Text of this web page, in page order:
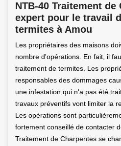
NTB-40 Traitement de
expert pour le travail
termites à Amou
Les propriétaires des maisons
nombre d'opérations. En fait, il
traitement de termites. Les
responsables des dommages
une infestation qui n'a pas été
travaux préventifs vont limiter la
Les opérations sont
fortement conseillé de contacter
Traitement de Charpentes se